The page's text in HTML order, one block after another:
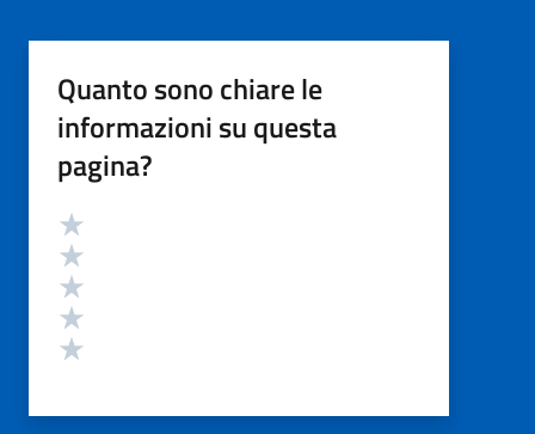
Quanto sono chiare le
informazioni su questa
pagina?
Valutazione